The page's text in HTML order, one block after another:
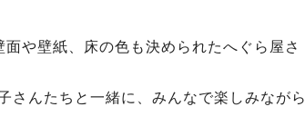
や壁紙、床の色も決められたへぐら屋さ
さんたちと一緒に、みんなで楽しみながら